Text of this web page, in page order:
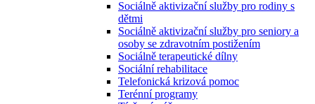
Sociálně aktivizační služby pro rodiny s
dětmi
Sociálně aktivizační služby pro seniory a
osoby se zdravotním postižením
Sociálně terapeutické dílny
Sociální rehabilitace
Telefonická krizová pomoc
Terénní programy